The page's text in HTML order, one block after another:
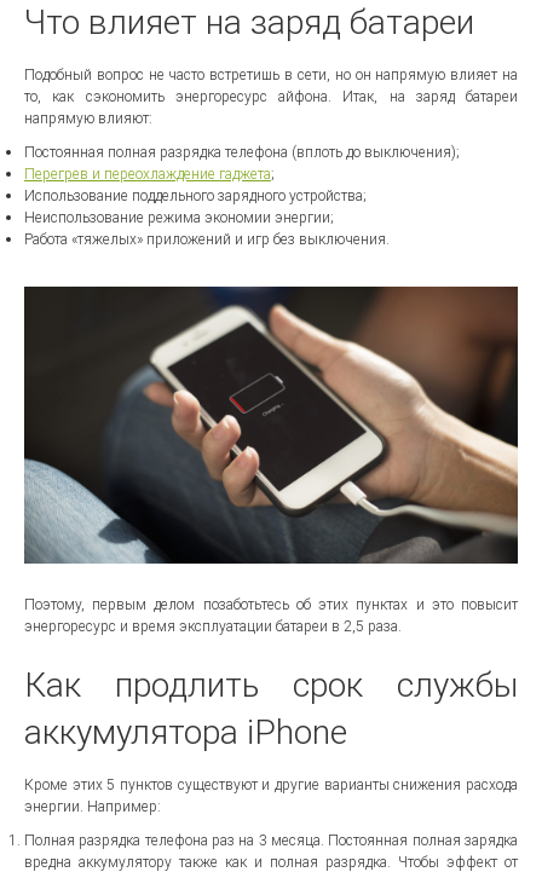
Что влияет на заряд батареи
Подобный вопрос не часто встретишь в сети, но он напрямую влияет на
то, как сэкономить энергоресурс айфона. Итак, на заряд батареи
напрямую влияют:
Постоянная полная разрядка телефона (вплоть до выключения);
Перегрев и переохлаждение гаджета;
Использование поддельного зарядного устройства;
Неиспользование режима экономии энергии;
Работа «тяжелых» приложений и игр без выключения.
Поэтому, первым делом позаботьтесь об этих пунктах и это повысит
энергоресурс и время эксплуатации батареи в 2,5 раза.
Как продлить срок службы
аккумулятора iPhone
Кроме этих 5 пунктов существуют и другие варианты снижения расхода
энергии. Например:
Полная разрядка телефона раз на 3 месяца. Постоянная полная зарядка
вредна аккумулятору также как и полная разрядка. Чтобы эффект от